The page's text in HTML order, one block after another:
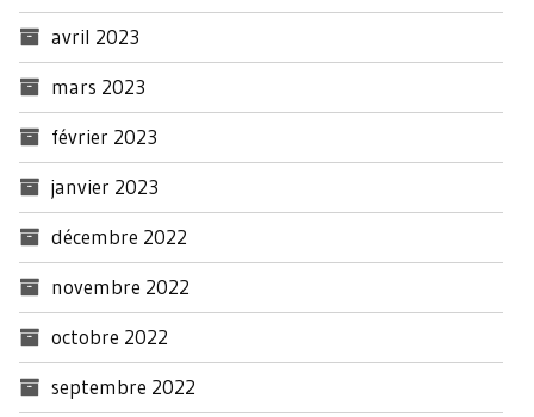
avril 2023
mars 2023
février 2023
janvier 2023
décembre 2022
novembre 2022
octobre 2022
septembre 2022